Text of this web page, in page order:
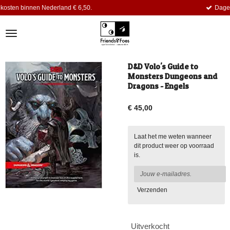
Ga
de
€ 6,50. Dagelijks komen er
D&D Volo's Guide to
Monsters Dungeons and
Dragons - Engels
€ 45,00
Laat het me weten wanneer
dit product weer op voorraad
is.
Verzenden
Uitverkocht